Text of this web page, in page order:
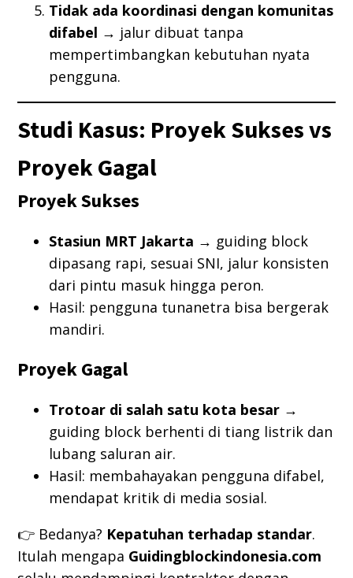
Tidak ada koordinasi dengan komunitas
difabel → jalur dibuat tanpa
mempertimbangkan kebutuhan nyata
pengguna.
Studi Kasus: Proyek Sukses vs
Proyek Gagal
Proyek Sukses
Stasiun MRT Jakarta → guiding block
dipasang rapi, sesuai SNI, jalur konsisten
dari pintu masuk hingga peron.
Hasil: pengguna tunanetra bisa bergerak
mandiri.
Proyek Gagal
Trotoar di salah satu kota besar →
guiding block berhenti di tiang listrik dan
lubang saluran air.
Hasil: membahayakan pengguna difabel,
mendapat kritik di media sosial.
👉 Bedanya? Kepatuhan terhadap standar.
Itulah mengapa Guidingblockindonesia.com